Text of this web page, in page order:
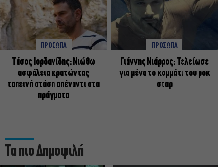
ΠΡΟΣΩΠΑ
Tάσος Ιορδανίδης: Νιώθω
ασφάλεια κρατώντας
ταπεινή στάση απέναντι στα
πράγματα
ΠΡΟΣΩΠΑ
Γιάννης Νιάρρος: Τελείωσε
για μένα το κομμάτι του ροκ
σταρ
Τα πιο Δημοφιλή